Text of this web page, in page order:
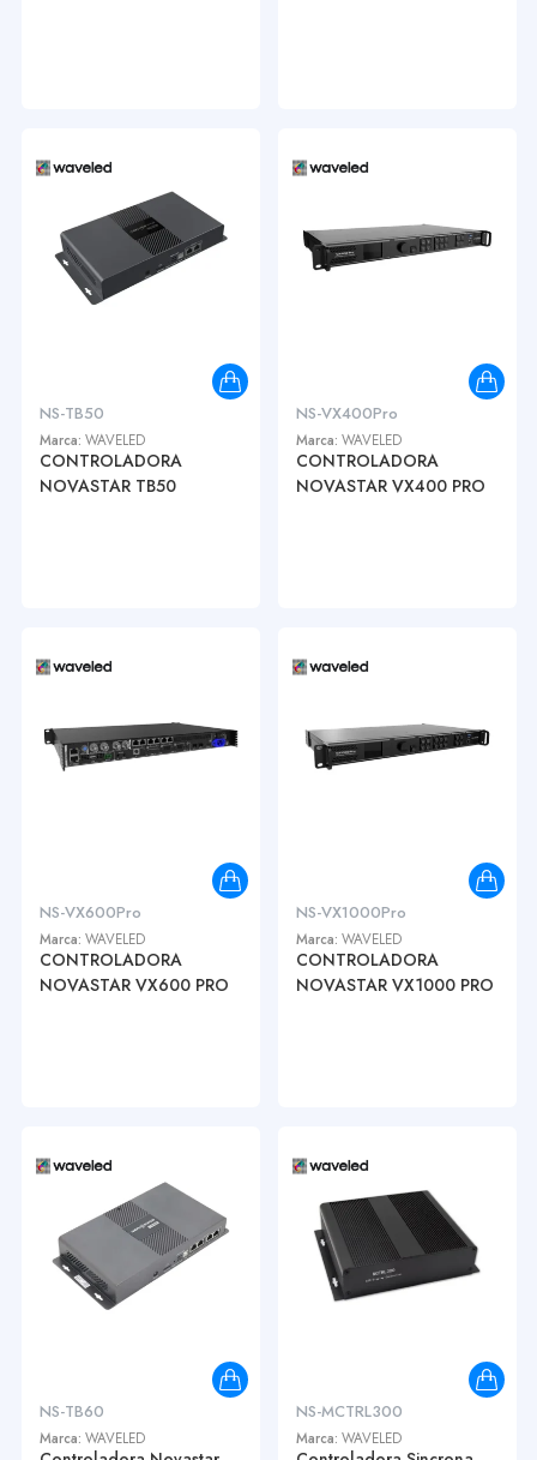
NS-TB50
Marca: WAVELED
CONTROLADORA
NOVASTAR TB50
NS-VX400Pro
Marca: WAVELED
CONTROLADORA
NOVASTAR VX400 PRO
NS-VX600Pro
Marca: WAVELED
CONTROLADORA
NOVASTAR VX600 PRO
NS-VX1000Pro
Marca: WAVELED
CONTROLADORA
NOVASTAR VX1000 PRO
NS-TB60
Marca: WAVELED
NS-MCTRL300
Marca: WAVELED